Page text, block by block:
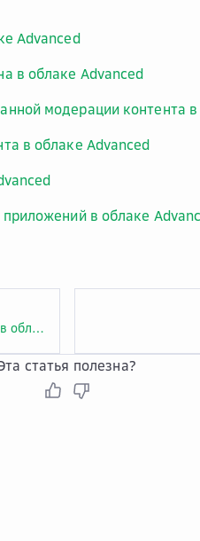
Advanced
в облаке Advanced
модерации контента
в облаке Advanced
в облаке
Размещение системы электронного документооборота в облаке Advanced
статья полезна?